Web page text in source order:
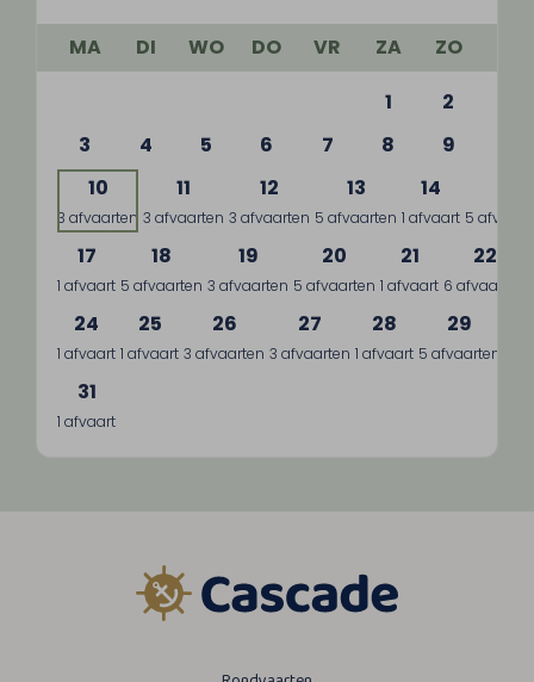
MA DI WO DO VR ZA
ZO
1
2
3
4 5 6 7 8
9
10
3 afvaarten
11
3 afvaarten
12
3 afvaarten
13
5 afvaarten
14
1 afvaart 5
17
1 afvaart
18
5 afvaarten
19
3 afvaarten
20
5 afvaarten
21
1 afvaart
22
6 afvaarten
24
1 afvaart
25
1 afvaart
26
3 afvaarten
27
3 afvaarten
28
1 afvaart
29
5 afvaarten
31
1 afvaart